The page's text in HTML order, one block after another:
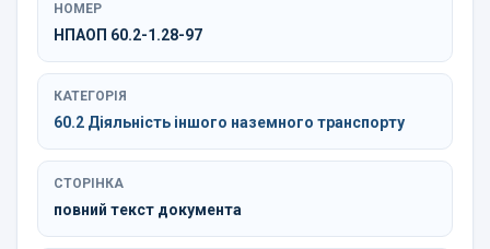
НОМЕР
НПАОП 60.2-1.28-97
КАТЕГОРІЯ
60.2 Діяльність іншого наземного транспорту
СТОРІНКА
повний текст документа